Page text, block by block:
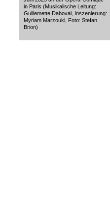
in Paris (Musikalische Leitung:
Guillemette Daboval, Inszenierung:
Myriam Marzouki, Foto: Stefan
Brion)